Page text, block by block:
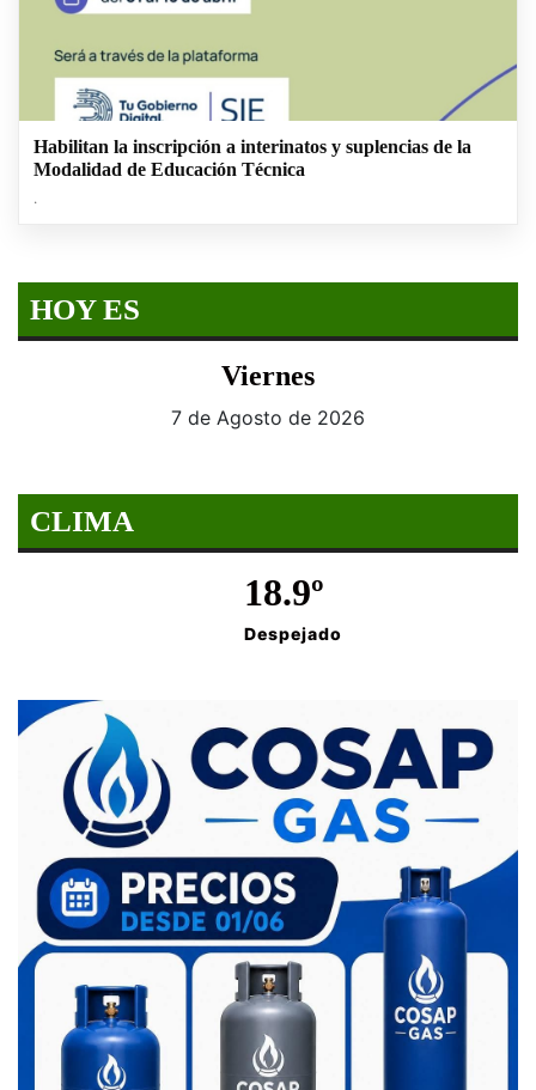
Habilitan la inscripción a interinatos y suplencias de la
Modalidad de Educación Técnica
.
HOY ES
Viernes
7 de Agosto de 2026
CLIMA
18.9º
Despejado